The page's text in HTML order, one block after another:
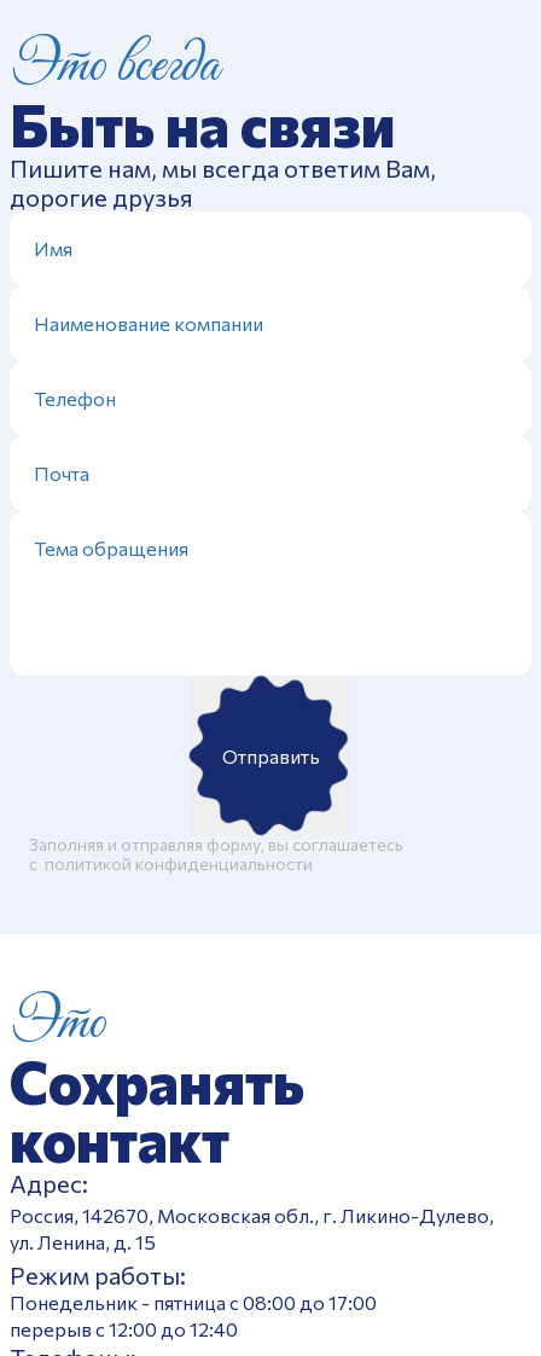
Это всегда
Быть на связи
Пишите нам, мы всегда ответим Вам,
дорогие друзья
Отправить
Заполняя и отправляя форму, вы соглашаетесь
c политикой конфиденциальности
Это
Сохранять
контакт
Адрес:
Россия, 142670, Московская обл., г. Ликино-Дулево,
ул. Ленина, д. 15
Режим работы:
Понедельник - пятница с 08:00 до 17:00
перерыв с 12:00 до 12:40